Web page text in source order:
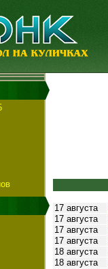
17 августа
17 августа
17 августа
17 августа
18 августа
18 августа